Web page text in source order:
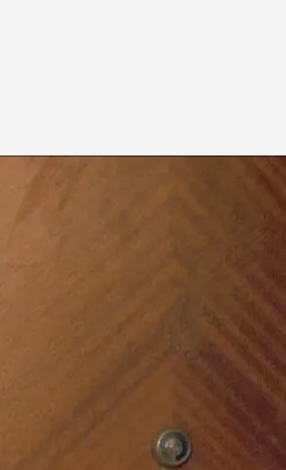
¡No te pierdas el
programa sobre